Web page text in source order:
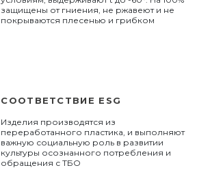
защищены от гниения, не ржавеют и не
покрываются плесенью и грибком
СООТВЕТСТВИЕ ESG
Изделия производятся из
переработанного пластика, и выполняют
важную социальную роль в развитии
культуры осознанного потребления и
обращения с ТБО